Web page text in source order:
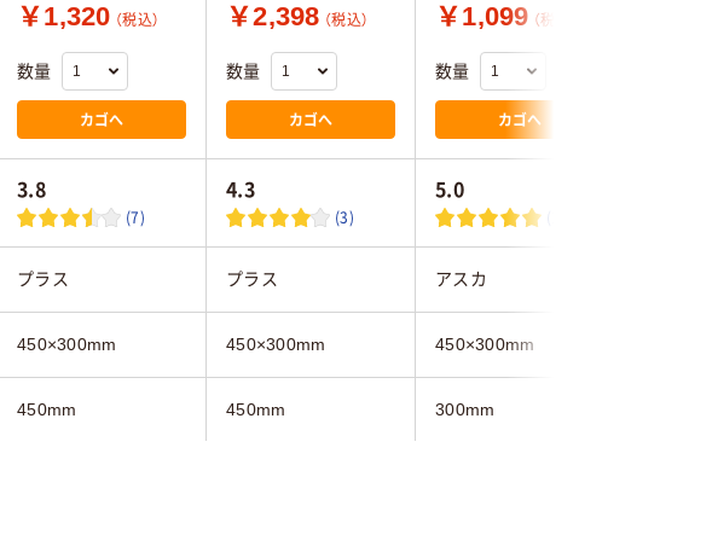
￥1,320 （税込）
数量
カゴへ
￥2,398 （税込）
数量
カゴへ
￥1,099 （税込）
数量
カゴへ
3.8
(7)
4.3
(3)
5.0
(1)
プラス プラス アスカ
450×300mm 450×300mm 450×300mm
450mm 450mm 300mm